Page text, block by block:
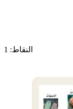
النقاط: 1